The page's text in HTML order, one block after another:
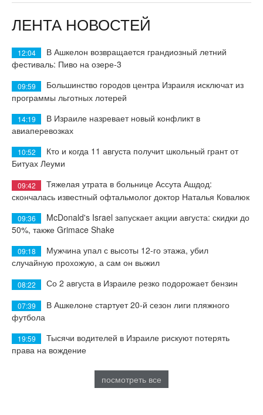
ЛЕНТА НОВОСТЕЙ
12:04
В Ашкелон возвращается грандиозный летний
фестиваль: Пиво на озере-3
09:59
Большинство городов центра Израиля исключат из
программы льготных лотерей
14:19
В Израиле назревает новый конфликт в
авиаперевозках
10:52
Кто и когда 11 августа получит школьный грант от
Битуах Леуми
09:42
Тяжелая утрата в больнице Ассута Ашдод:
скончалась известный офтальмолог доктор Наталья Ковалюк
09:36
McDonald's Israel запускает акции августа: скидки до
50%, также Grimace Shake
09:18
Мужчина упал с высоты 12-го этажа, убил
случайную прохожую, а сам он выжил
08:22 Со 2 августа в Израиле резко подорожает бензин
07:39
В Ашкелоне стартует 20-й сезон лиги пляжного
футбола
19:59
Тысячи водителей в Израиле рискуют потерять
права на вождение
посмотреть все